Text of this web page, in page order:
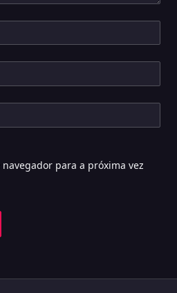
para a próxima vez